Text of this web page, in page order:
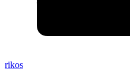
rikos